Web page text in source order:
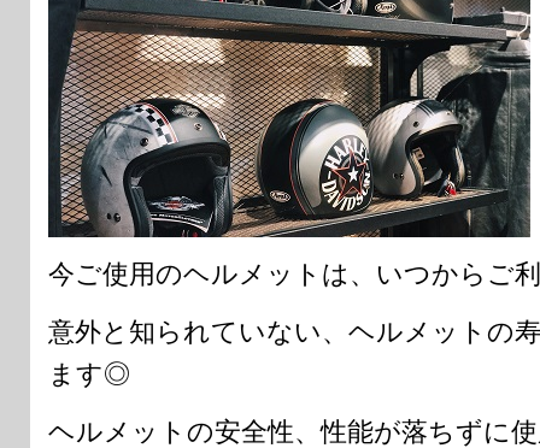
今ご使用のヘルメットは、いつからご
意外と知られていない、ヘルメットの
ます◎
ヘルメットの安全性、性能が落ちずに